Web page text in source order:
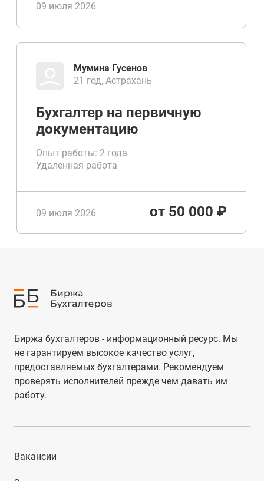
09 июля 2026
Мумина Гусенов
21 год, Астрахань
Бухгалтер на первичную
документацию
Опыт работы: 2 года
Удаленная работа
09 июля 2026 от 50 000 ₽
Биржа бухгалтеров - информационный ресурс. Мы
не гарантируем высокое качество услуг,
предоставляемых бухгалтерами. Рекомендуем
проверять исполнителей прежде чем давать им
работу.
Вакансии